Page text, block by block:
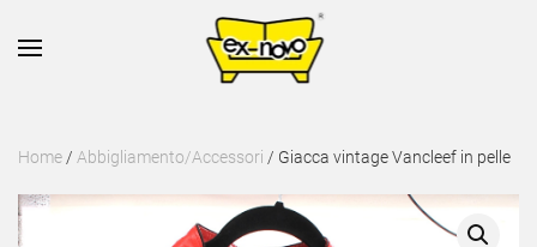
Skip to main content
Home / Abbigliamento/Accessori / Giacca vintage Vancleef in pelle